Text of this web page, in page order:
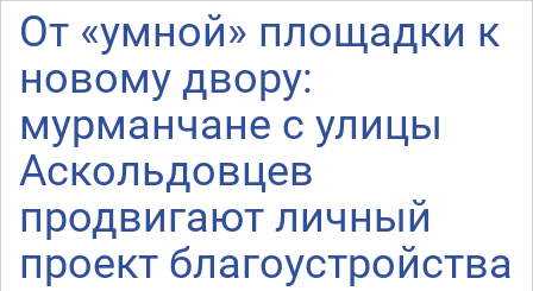
От «умной» площадки к
новому двору:
мурманчане с улицы
Аскольдовцев
продвигают личный
проект благоустройства